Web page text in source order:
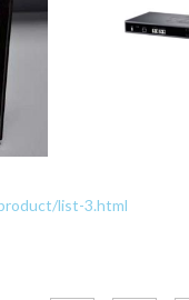
list-3.html